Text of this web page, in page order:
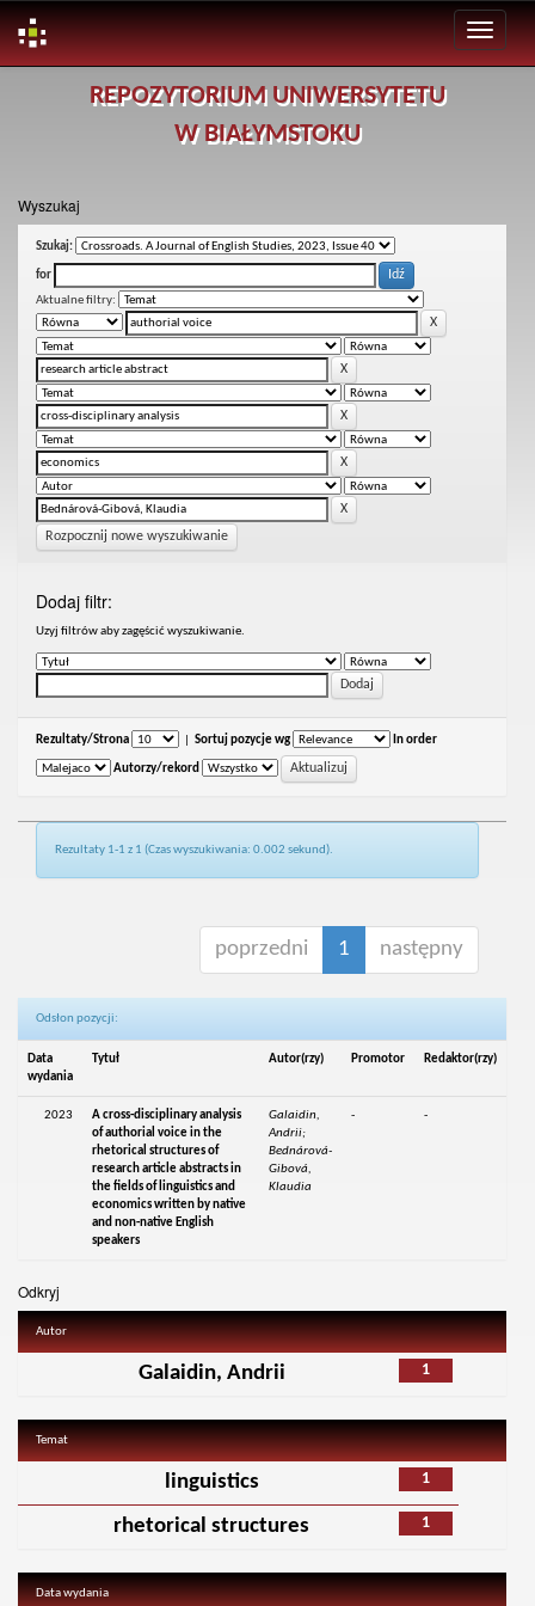
REPOZYTORIUM UNIWERSYTETU
W BIAŁYMSTOKU
Wyszukaj
Szukaj:
for
Aktualne filtry:
Rozpocznij nowe wyszukiwanie
Dodaj filtr:
Uzyj filtrów aby zagęścić wyszukiwanie.
Rezultaty/Strona Sortuj pozycje wg In order
Autorzy/rekord
Rezultaty 1-1 z 1 (Czas wyszukiwania: 0.002 sekund).
poprzedni 1 następny
Odsłon pozycji:
Data
wydania
Tytuł Autor(rzy) Promotor Redaktor(rzy)
2023
A cross-disciplinary analysis
of authorial voice in the
rhetorical structures of
research article abstracts in
the fields of linguistics and
economics written by native
and non-native English
speakers
Galaidin,
Andrii;
Bednárová-
Gibová,
Klaudia
- -
Odkryj
Autor
1
Galaidin, Andrii
Temat
1
linguistics
1
rhetorical structures
Data wydania